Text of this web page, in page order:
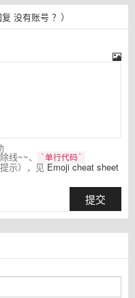
没有账号 ？）
线~~、 `单行代码`
示），见 Emoji cheat sheet
提交